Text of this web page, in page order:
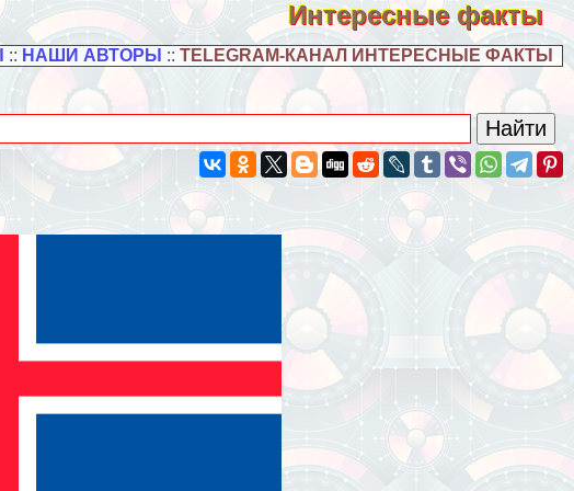
Интересные факты
:: НАШИ АВТОРЫ :: TELEGRAM-КАНАЛ ИНТЕРЕСНЫЕ ФАКТЫ